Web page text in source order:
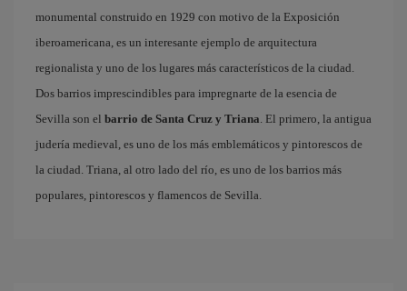
monumental construido en 1929 con motivo de la Exposición
iberoamericana, es un interesante ejemplo de arquitectura
regionalista y uno de los lugares más característicos de la ciudad.
Dos barrios imprescindibles para impregnarte de la esencia de
Sevilla son el barrio de Santa Cruz y Triana. El primero, la antigua
judería medieval, es uno de los más emblemáticos y pintorescos de
la ciudad. Triana, al otro lado del río, es uno de los barrios más
populares, pintorescos y flamencos de Sevilla.